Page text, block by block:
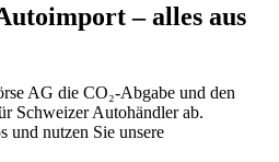
– alles aus
AG die CO₂-Abgabe und den
Schweizer Autohändler ab.
und nutzen Sie unsere